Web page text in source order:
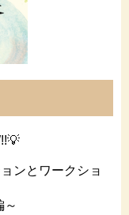
ンとワークショ
～